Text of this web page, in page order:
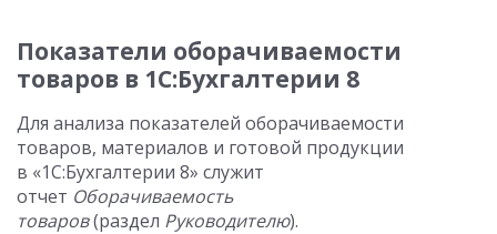
Показатели оборачиваемости
товаров в 1С:Бухгалтерии 8
Для анализа показателей оборачиваемости
товаров, материалов и готовой продукции
в «1С:Бухгалтерии 8» служит
отчет Оборачиваемость
товаров(раздел Руководителю).